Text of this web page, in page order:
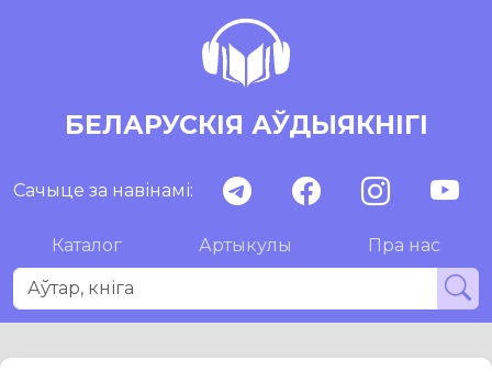
БЕЛАРУСКІЯ АЎДЫЯКНІГІ
Сачыце за навінамі:
Каталог Артыкулы Пра нас